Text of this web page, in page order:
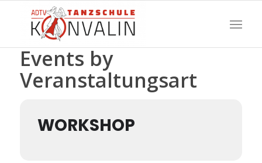
Events by
Veranstaltungsart
WORKSHOP